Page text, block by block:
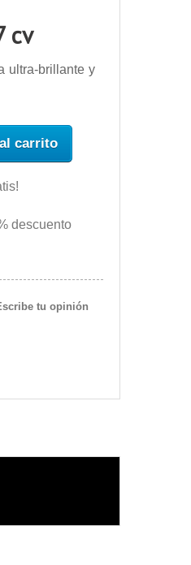
cv
ultra-brillante y
carrito
descuento
tu opinión